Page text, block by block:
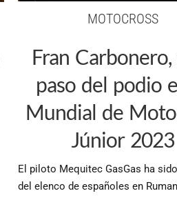
MOTOCROSS
Fran Carbonero,
paso del podio
Mundial de
Júnior 2023
El piloto Mequitec GasGas ha
del elenco de españoles en